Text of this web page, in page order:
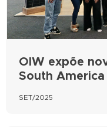
OIW expõe
South
SET/2025